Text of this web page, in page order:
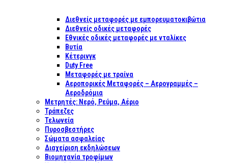
Διεθνείς μεταφορές με εμπορευματοκιβώτια
Διεθνείς οδικές μεταφορές
Εθνικές οδικές μεταφορές με νταλίκες
Βυτία
Κέτερινγκ
Duty Free
Μεταφορές με τραίνα
Αεροπορικές Μεταφορές – Αερογραμμές –
Αεροδρόμια
Μετρητές: Νερό, Ρεύμα, Αέριο
Τράπεζες
Τελωνεία
Πυροσβεστήρες
Σώματα ασφαλείας
Διαχείριση εκδηλώσεων
Βιομηχανία τροφίμων